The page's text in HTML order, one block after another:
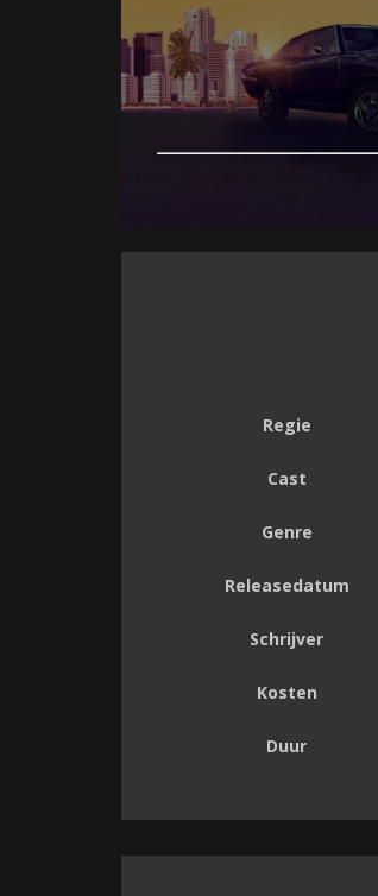
Regie
Cast
Genre
Releasedatum
Schrijver
Kosten
Duur